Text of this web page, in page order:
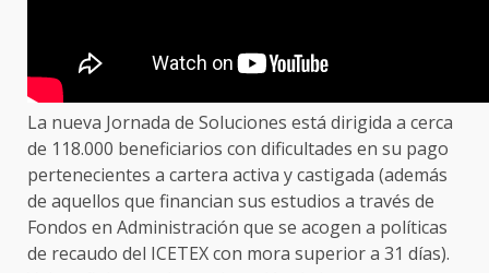
La nueva Jornada de Soluciones está dirigida a cerca
de 118.000 beneficiarios con dificultades en su pago
pertenecientes a cartera activa y castigada (además
de aquellos que financian sus estudios a través de
Fondos en Administración que se acogen a políticas
de recaudo del ICETEX con mora superior a 31 días).